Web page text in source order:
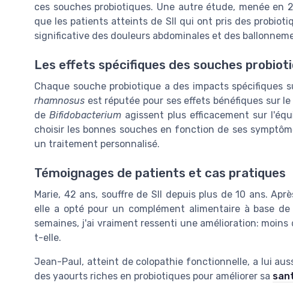
ces souches probiotiques. Une autre étude, menée en
que les patients atteints de SII qui ont pris des
significative des douleurs abdominales et des
Les effets spécifiques des souches
Chaque souche probiotique a des impacts spécifiques
rhamnosus est réputée pour ses effets bénéfiques sur
de Bifidobacteriumagissent plus efficacement sur
choisir les bonnes souches en fonction de ses
un traitement personnalisé.
Témoignages de patients et cas pratiques
Marie, 42 ans, souffre de SII depuis plus de 10 ans.
elle a opté pour un complément alimentaire à base de
semaines, j'ai vraiment ressenti une amélioration:
t-elle.
Jean-Paul, atteint de colopathie fonctionnelle, a lui
des yaourts riches en probiotiques pour améliorer sa